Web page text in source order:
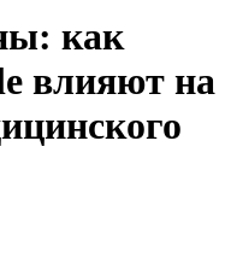
как
влияют на